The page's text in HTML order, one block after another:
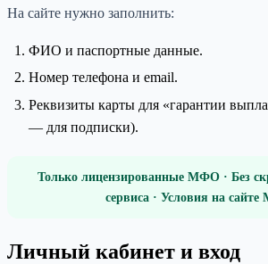
На сайте нужно заполнить:
ФИО и паспортные данные.
Номер телефона и email.
Реквизиты карты для «гарантии
— для подписки).
Только лицензированные МФО · Без
сервиса · Условия на
Личный кабинет и вход